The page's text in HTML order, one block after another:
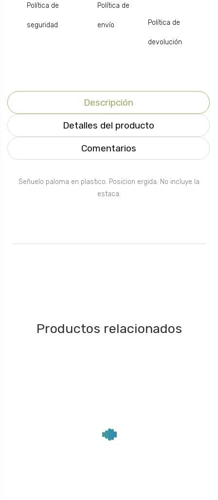
Política de
seguridad
Política de
envío Política de
devolución
Descripción
Detalles del producto
Comentarios
Señuelo paloma en plastico. Posicion ergida. No incluye la
estaca.
Productos relacionados